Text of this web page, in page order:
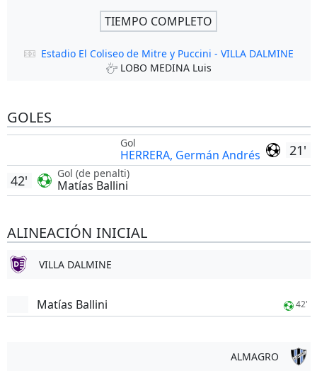
TIEMPO COMPLETO
Estadio El Coliseo de Mitre y Puccini - VILLA DALMINE
LOBO MEDINA Luis
GOLES
21'
Gol
HERRERA, Germán Andrés
Gol (de penalti)
Matías Ballini
42'
ALINEACIÓN INICIAL
VILLA DALMINE
Matías Ballini 42'
ALMAGRO